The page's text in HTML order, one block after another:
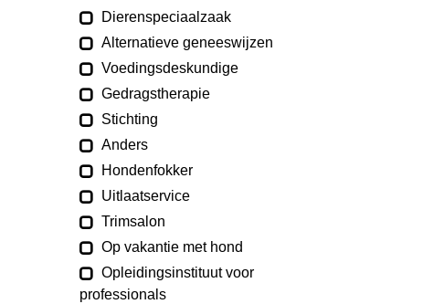
Dierenspeciaalzaak
Alternatieve geneeswijzen
Voedingsdeskundige
Gedragstherapie
Stichting
Anders
Hondenfokker
Uitlaatservice
Trimsalon
Op vakantie met hond
Opleidingsinstituut voor
professionals